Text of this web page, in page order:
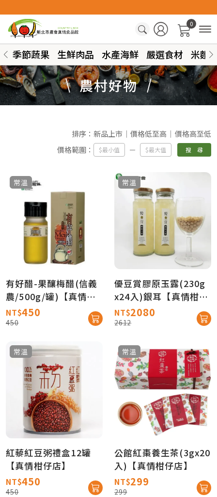
0
季節蔬果 生鮮肉品 水產海鮮 嚴選食材 米麵
農村好物
排序： 新品上市 價格低至高
價格高至低
價格範圍：
搜 尋
常溫
有好醋-果釀梅醋(信義
農/500g/罐)【真情柑
仔店】
NT$450
450
常溫
優豆賞膠原玉露(230g
x24入)銀耳【真情柑仔
店】
NT$2080
2612
常溫
紅藜紅豆粥禮盒12罐
【真情柑仔店】
NT$450
450
常溫
公館紅棗養生茶(3gx20
入)【真情柑仔店】
NT$299
299